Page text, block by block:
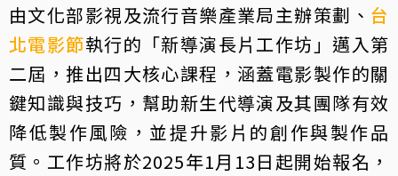
由文化部影視及流行音樂產業局主辦策劃、 台
北電影節執行的「新導演長片工作坊」邁入第
二屆，推出四大核心課程，涵蓋電影製作的關
鍵知識與技巧，幫助新生代導演及其團隊有效
降低製作風險，並提升影片的創作與製作品
質。工作坊將於2025年1月13日起開始報名，